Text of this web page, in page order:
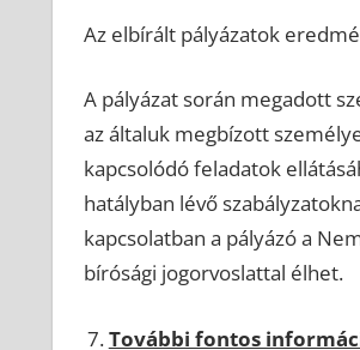
Az elbírált pályázatok
A pályázat során megadott
az általuk megbízott
kapcsolódó feladatok
hatályban lévő
kapcsolatban a pályázó a
bírósági jogorvoslattal élhet.
További fontos